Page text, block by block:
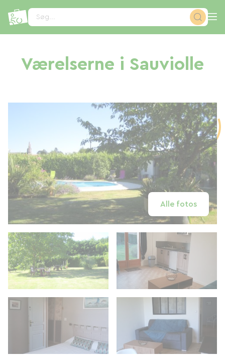
Søg...
Værelserne i Sauviolle
Alle fotos
CCookie-styringspanel